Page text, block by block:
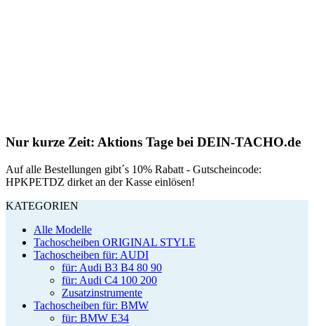
Nur kurze Zeit: Aktions Tage bei DEIN-TACHO.de
Auf alle Bestellungen gibt´s 10% Rabatt - Gutscheincode:
HPKPETDZ dirket an der Kasse einlösen!
KATEGORIEN
Alle Modelle
Tachoscheiben ORIGINAL STYLE
Tachoscheiben für: AUDI
für: Audi B3 B4 80 90
für: Audi C4 100 200
Zusatzinstrumente
Tachoscheiben für: BMW
für: BMW E34